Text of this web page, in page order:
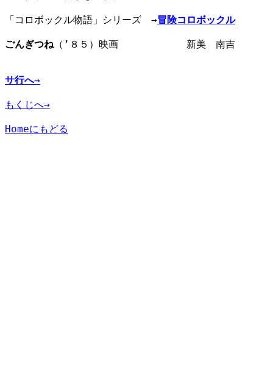
「コロボックル物語」シリーズ　→冒険コロボックル
ごんぎつね（’８５）映画　　　　　　　新美　南吉　　　
サ行へ→
もくじへ→
Homeにもどる